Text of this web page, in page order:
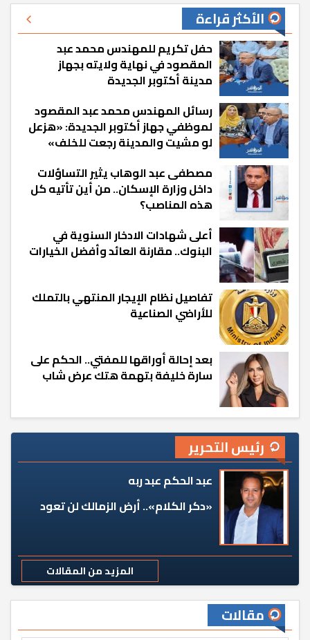
الأكثر قراءة
حفل تكريم للمهندس محمد عبد
المقصود في نهاية ولايته بجهاز
مدينة أكتوبر الجديدة
رسائل المهندس محمد عبد المقصود
لموظفي جهاز أكتوبر الجديدة: «هزعل
لو مشيت والمدينة رجعت للخلف»
مصطفى عبد الوهاب يثير التساؤلات
داخل وزارة الإسكان.. من أين تأتيه كل
هذه المناصب؟
أعلى شهادات الادخار السنوية في
البنوك.. مقارنة العائد وأفضل الخيارات
تفاصيل نظام الإيجار المنتهي بالتملك
للأراضي الصناعية
بعد إحالة أوراقها للمفتي.. الحكم على
سارة خليفة بتهمة هتك عرض شاب
رئيس التحرير
عبد الحكم عبد ربه
«دكر الكلام».. أرض الزمالك لن تعود
المزيد من المقالات
مقالات